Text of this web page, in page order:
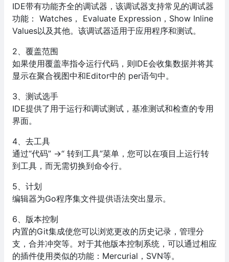
IDE带有功能齐全的调试器，该调试器支持常见的调试器
功能： Watches， Evaluate Expression，Show Inline
Values以及其他。该调试器适用于应用程序和测试。
2、覆盖范围
如果使用覆盖率指令运行代码，则IDE会收集数据并将其
显示在聚合视图中和Editor中的 per语句中。
3、测试选手
IDE提供了用于运行和调试测试，基准测试和检查的专用
界面。
4、去工具
通过“代码” →“ 转到工具”菜单，您可以在项目上运行转
到工具，而无需切换到命令行。
5、计划
编辑器为Go程序集文件提供语法突出显示。
6、版本控制
内置的Git集成使您可以浏览更改的历史记录，管理分
支，合并冲突等。对于其他版本控制系统，可以通过相应
的插件使用类似的功能：Mercurial，SVN等。